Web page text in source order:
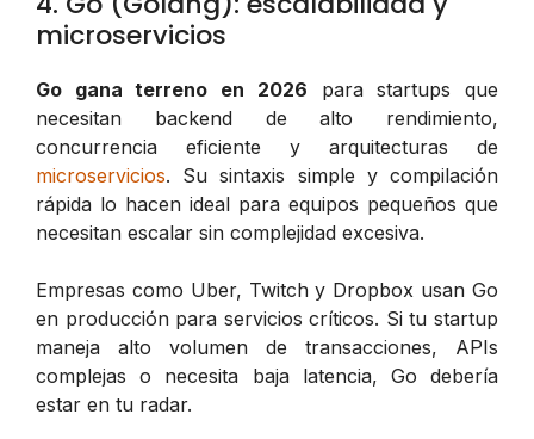
microservicios
Go gana terreno en 2026 para startups que
necesitan backend de alto rendimiento,
concurrencia eficiente y arquitecturas de
microservicios. Su sintaxis simple y compilación
rápida lo hacen ideal para equipos pequeños que
necesitan escalar sin complejidad excesiva.
Empresas como Uber, Twitch y Dropbox usan Go
en producción para servicios críticos. Si tu startup
maneja alto volumen de transacciones, APIs
complejas o necesita baja latencia, Go debería
estar en tu radar.